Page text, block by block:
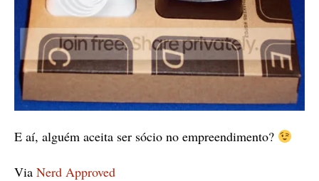
E aí, alguém aceita ser sócio no empreendimento?
Via Nerd Approved